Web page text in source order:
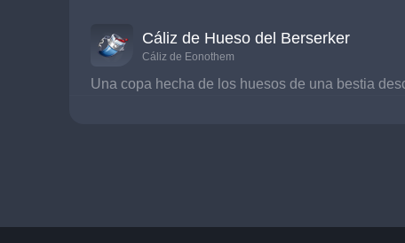
Cáliz de Hueso del Berserker
Cáliz de Eonothem
Una copa hecha de los huesos de una bestia